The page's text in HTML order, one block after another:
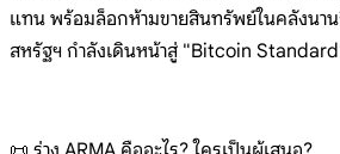
แทน พร้อมล็อกห้ามขายสินทรัพย์ในคลังนา
สหรัฐฯ กำลังเดินหน้าสู่ "Bitcoin